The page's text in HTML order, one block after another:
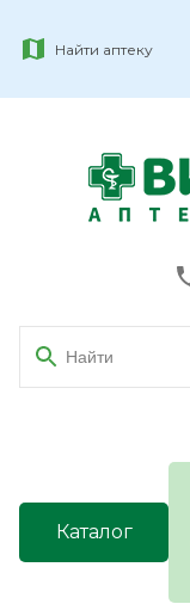
Найти аптеку
Каталог